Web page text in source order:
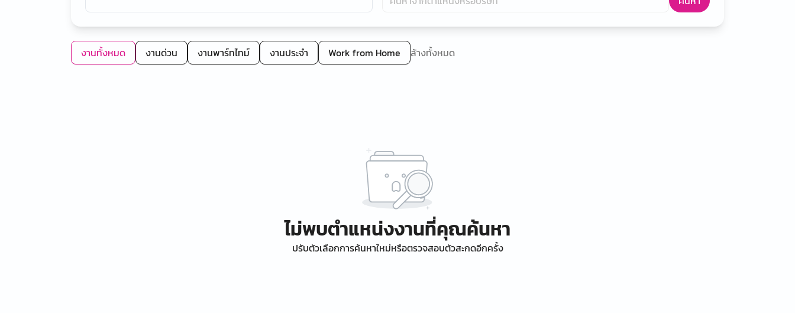
งานทั้งหมด งานด่วน งานพาร์ทไทม์ งานประจำ Work from Home ล้างทั้งหมด
ไม่พบตำแหน่งงานที่คุณค้นหา
ปรับตัวเลือกการค้นหาใหม่หรือตรวจสอบตัวสะกดอีกครั้ง